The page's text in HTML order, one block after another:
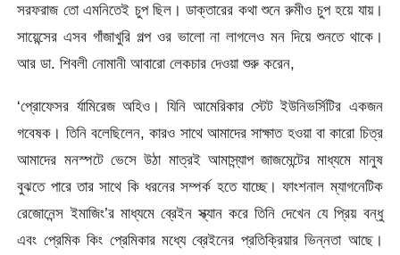
সরফরাজ তো এমনিতেই চুপ ছিল। ডাক্তারের কথা শুনে রুমীও চুপ হয়ে যায়।
সায়েন্সের এসব গাঁজাখুরি গল্প ওর ভালো না লাগলেও মন দিয়ে শুনতে থাকে।
আর ডা. শিবলী নোমানী আবারো লেকচার দেওয়া শুরু করেন,
‘প্রোফেসর র্যামিরেজ অহিও। যিনি আমেরিকার স্টেট ইউনিভর্সিটির একজন
গবেষক। তিনি বলেছিলেন, কারও সাথে আমাদের সাক্ষাত হওয়া বা কারো চিত্র
আমাদের মনস্পটে ভেসে উঠা মাত্রই আমাস্ন্যাপ জাজমেন্টের মাধ্যমে মানুষ
বুঝতে পারে তার সাথে কি ধরনের সম্পর্ক হতে যাচ্ছে। ফাংশনাল ম্যাগনেটিক
রেজোনেন্স ইমাজিং’র মাধ্যমে ব্রেইন স্ক্যান করে তিনি দেখেন যে প্রিয় বন্ধু
এবং প্রেমিক কিং প্রেমিকার মধ্যে ব্রেইনের প্রতিক্রিয়ার ভিন্নতা আছে।